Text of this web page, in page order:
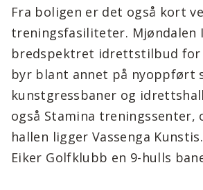
Fra boligen er det også kort
treningsfasiliteter. Mjøndalen
bredspektret idrettstilbud for
byr blant annet på nyoppført
kunstgressbaner og
også Stamina treningssenter,
hallen ligger Vassenga
Eiker Golfklubb en 9-hulls